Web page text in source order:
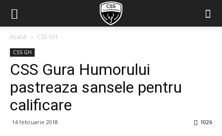
Acasă CSS GH
CSS GH
CSS Gura Humorului
pastreaza sansele pentru
calificare
14 februarie 2018 1026